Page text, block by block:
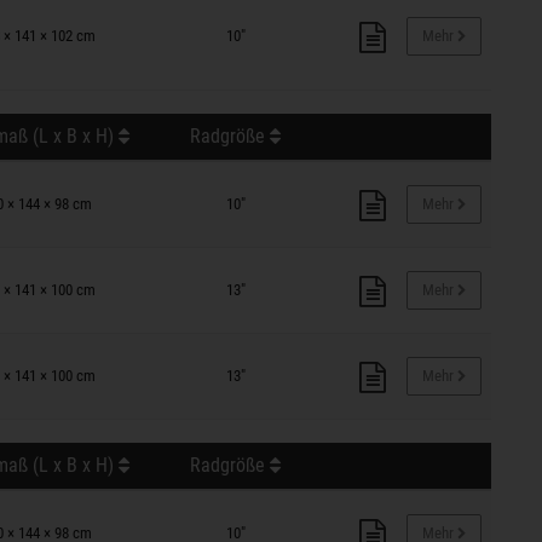
× 141 × 102 cm 10"
(L x B x H) Radgröße
× 144 × 98 cm 10"
× 141 × 100 cm 13"
× 141 × 100 cm 13"
(L x B x H) Radgröße
× 144 × 98 cm 10"